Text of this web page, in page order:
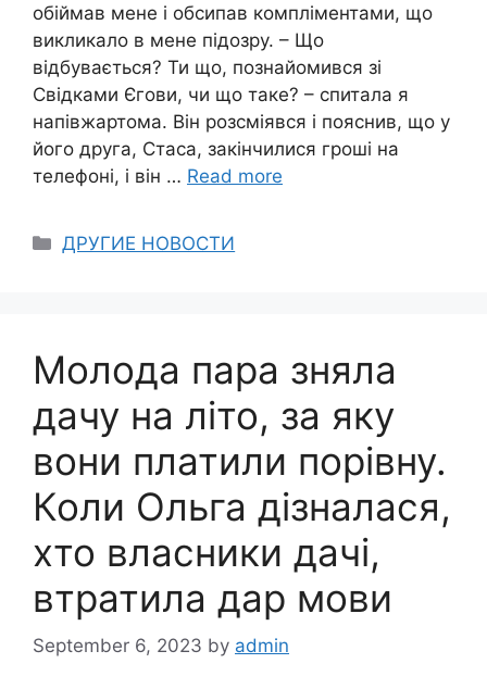
обіймав мене і обсипав компліментами, що
викликало в мене підозру. – Що
відбувається? Ти що, познайомився зі
Свідками Єгови, чи що таке? – спитала я
напівжартома. Він розсміявся і пояснив, що у
його друга, Стаса, закінчилися гроші на
телефоні, і він … Read more
Categories
ДРУГИЕ НОВОСТИ
Молода пара зняла
дачу на літо, за яку
вони платили порівну.
Коли Ольга дізналася,
хто власники дачі,
втратила дар мови
September 6, 2023 by admin